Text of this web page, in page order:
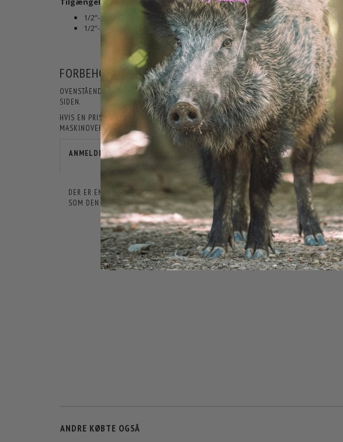
1/2”-20 UNF
1/2”-28 UNEF
(IKKE PÅ LAGER)
FORBEHOLD FOR PRODUKTINFORMATION
OVENSTÅENDE INFORMATIONER OG SPECIFIKATIONER KAN LØBENDE ÆNDRES. I
SIDEN.
HVIS EN PRIS ER ÅBENLYST FORKERT, ER JAGT-JAKT IKKE FORPLIGTET TIL AT
MASKINOVERSATTE, OG DER KAN DERFOR FOREKOMME TEKSTER, SOM VIRKER
ANMELDELSER
DER ER ENDNU IKKE NOGEN ANMELDELSER HER. VI VIL VÆRE GLADE FOR HVIS DU
SOM DEN FØRSTE.
ANDRE KØBTE OGSÅ